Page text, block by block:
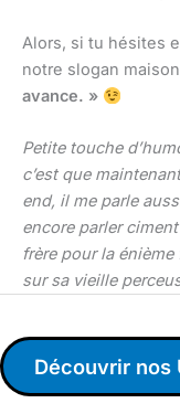
Alors, si tu hésites
notre slogan
avance. »
Petite touche
c’est que
end, il me parle
encore parler
frère pour la
sur sa vieille
Découvrir nos